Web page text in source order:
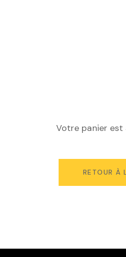
Votre panier est
RETOUR À